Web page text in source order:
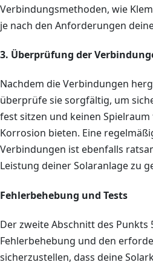
Verbindungsmethoden, wie
je nach den Anforderungen
3. Überprüfung der
Nachdem die Verbindungen
überprüfe sie sorgfältig, um
fest sitzen und keinen
Korrosion bieten. Eine
Verbindungen ist ebenfalls
Leistung deiner Solaranlage zu
Fehlerbehebung und Tests
Der zweite Abschnitt des Punkts
Fehlerbehebung und den
sicherzustellen, dass deine